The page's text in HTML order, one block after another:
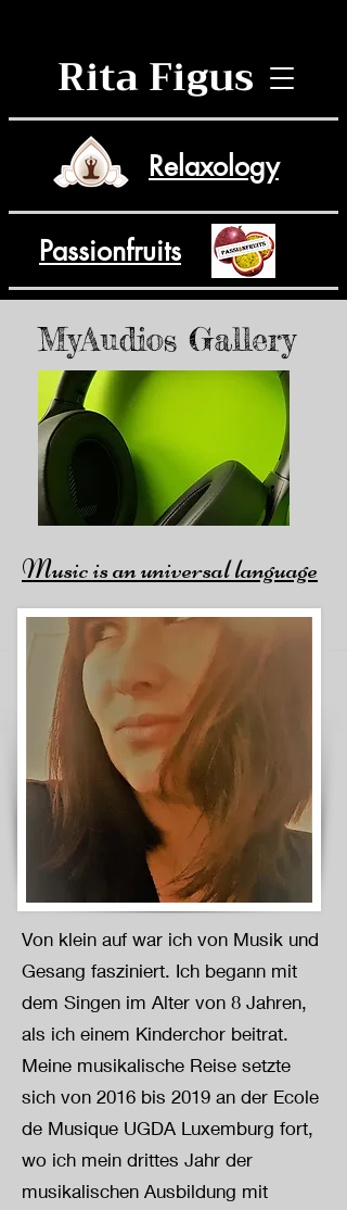
Rita Figus
Relaxology
Passionfruits
MyAudios Gallery
Music is an universal language
Von klein auf war ich von Musik und
Gesang fasziniert. Ich begann mit
dem Singen im Alter von 8 Jahren,
als ich einem Kinderchor beitrat.
Meine musikalische Reise setzte
sich von 2016 bis 2019 an der Ecole
de Musique UGDA Luxemburg fort,
wo ich mein drittes Jahr der
musikalischen Ausbildung mit